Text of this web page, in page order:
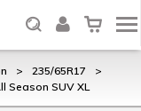
> 235/65R17
>
Season SUV XL